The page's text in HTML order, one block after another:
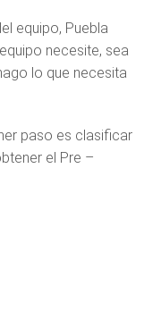
equipo, Puebla
necesite, sea
lo que necesita
paso es clasificar
el Pre –